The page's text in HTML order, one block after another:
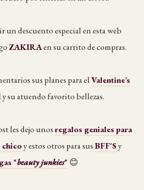
un descuento especial en esta web
ZAKIRAen su carrito de compras.
sus planes para elValentine’s
y su atuendo favorito bellezas.
les dejo unosregalos geniales para
chicoy estos otros para susBFF'Sy
"beauty junkies" 😊